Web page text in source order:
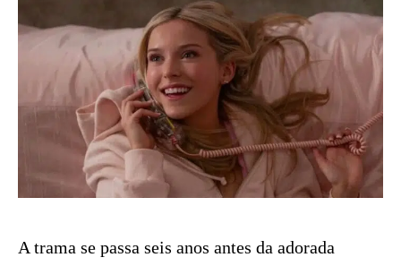
A trama se passa seis anos antes da adorada